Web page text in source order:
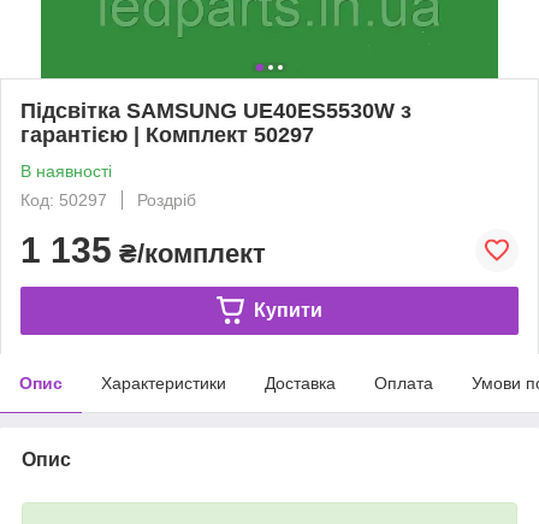
Підсвітка SAMSUNG UE40ES5530W з
гарантією | Комплект 50297
В наявності
Код: 50297
Роздріб
1 135 ₴/комплект
Купити
Опис Характеристики Доставка Оплата Умови
Опис